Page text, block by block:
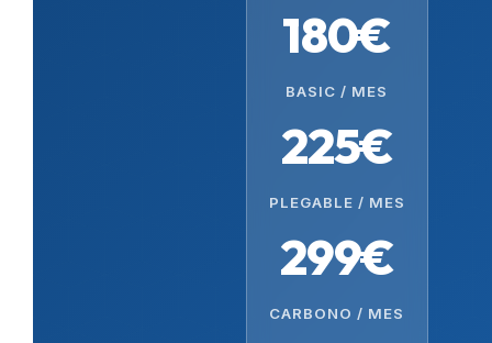
180€
BASIC / MES
225€
PLEGABLE / MES
299€
CARBONO / MES